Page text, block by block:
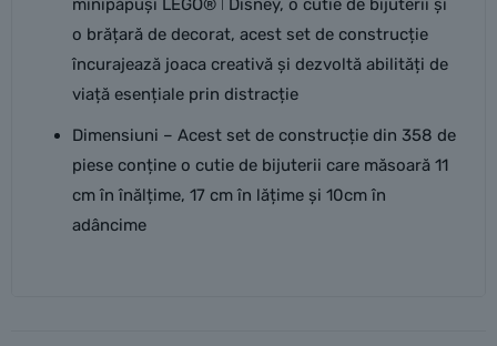
minipăpuși LEGO® ǀ Disney, o cutie de bijuterii și
o brățară de decorat, acest set de construcție
încurajează joaca creativă și dezvoltă abilități de
viață esențiale prin distracție
Dimensiuni – Acest set de construcție din 358 de
piese conține o cutie de bijuterii care măsoară 11
cm în înălțime, 17 cm în lățime și 10cm în
adâncime